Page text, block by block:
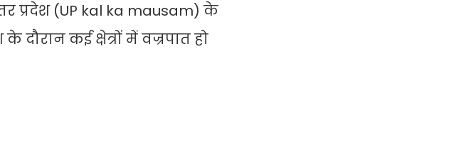
प्रदेश (UP kal ka mausam) के
कई क्षेत्रों में वज्रपात हो